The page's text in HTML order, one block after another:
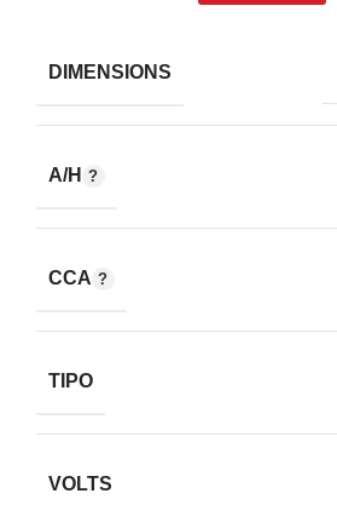
DIMENSIONS
A/H
CCA
TIPO
VOLTS